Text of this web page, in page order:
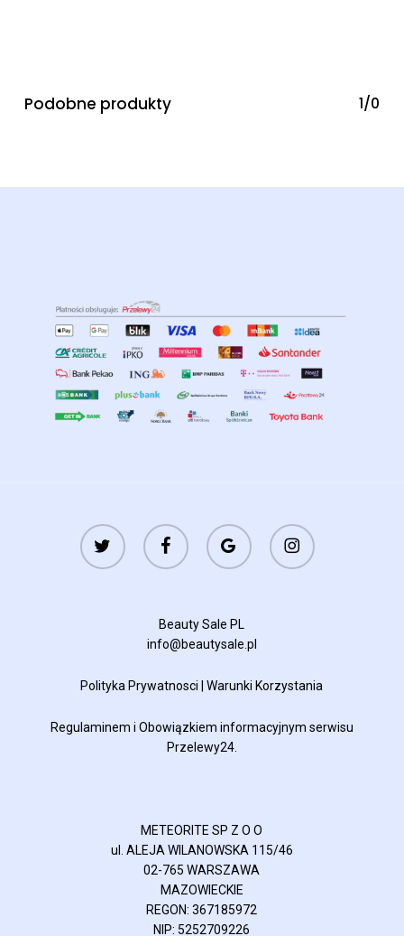
Podobne produkty 1/0
twitter facebook
google-
plus
instagram
Beauty Sale PL
info@beautysale.pl
Polityka Prywatnosci |Warunki Korzystania
Regulaminem i Obowiązkiem informacyjnym serwisu
Przelewy24.
METEORITE SP Z O O
ul. ALEJA WILANOWSKA 115/46
02-765 WARSZAWA
MAZOWIECKIE
REGON: 367185972
NIP: 5252709226